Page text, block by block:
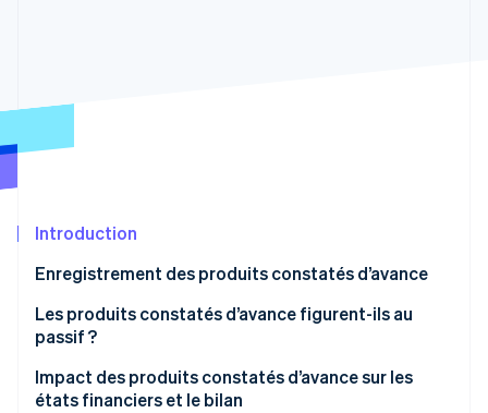
Atlas
Climate
Vérification de l'identité
Découvrez comment Stripe construit l’infrastructure
Regarder la vidéo
Introduction
Enregistrement des produits constatés d’avance
Les produits constatés d’avance figurent-ils au
passif ?
Impact des produits constatés d’avance sur les
états financiers et le bilan